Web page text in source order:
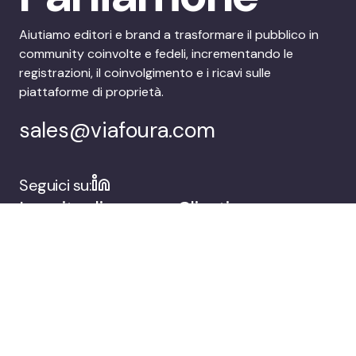
Aiutiamo editori e brand a trasformare il pubblico in
community coinvolte e fedeli, incrementando le
registrazioni, il coinvolgimento e i ricavi sulle
piattaforme di proprietà.
sales@viafoura.com
Seguici su:
La suite di
Clienti